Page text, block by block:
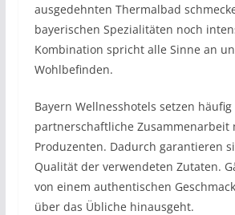
ausgedehnten Thermalbad
bayerischen Spezialitäten noch
Kombination spricht alle Sinne an
Wohlbefinden.
Bayern Wellnesshotels setzen
partnerschaftliche Zusammenarbeit
Produzenten. Dadurch garantieren
Qualität der verwendeten Zutaten.
von einem authentischen
über das Übliche hinausgeht.